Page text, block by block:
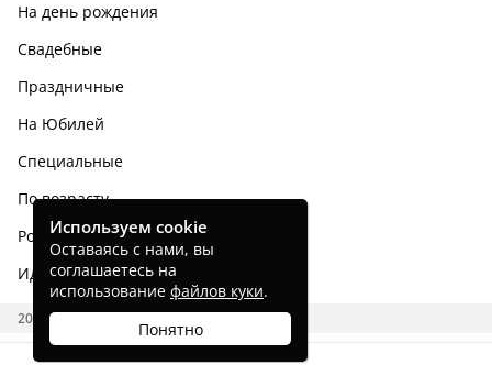
На день рождения
Свадебные
Праздничные
На Юбилей
Специальные
По возрасту
Родным и близким
Идеи тортов
2026 CAKES.RU
Используем cookie
Оставаясь с нами, вы
соглашаетесь на
использование файлов куки.
Понятно